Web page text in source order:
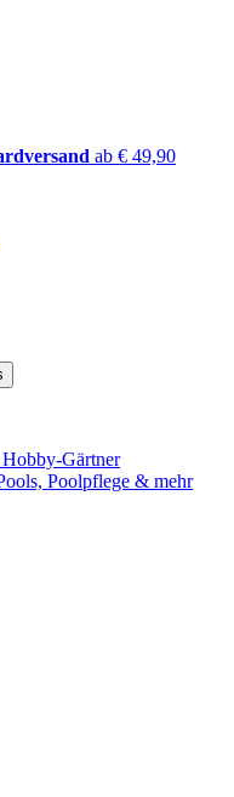
ab € 49,90
Gärtner
Poolpflege & mehr